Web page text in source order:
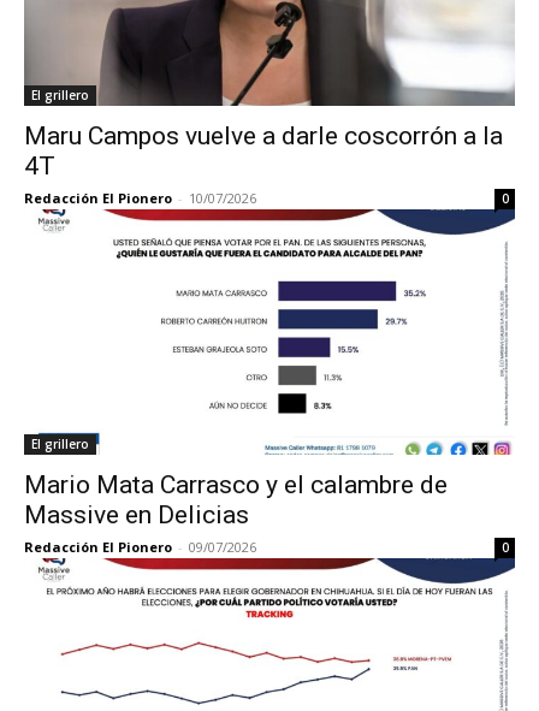
El grillero
Maru Campos vuelve a darle coscorrón a la
4T
Redacción El Pionero - 10/07/2026 0
El grillero
Mario Mata Carrasco y el calambre de
Massive en Delicias
Redacción El Pionero - 09/07/2026 0